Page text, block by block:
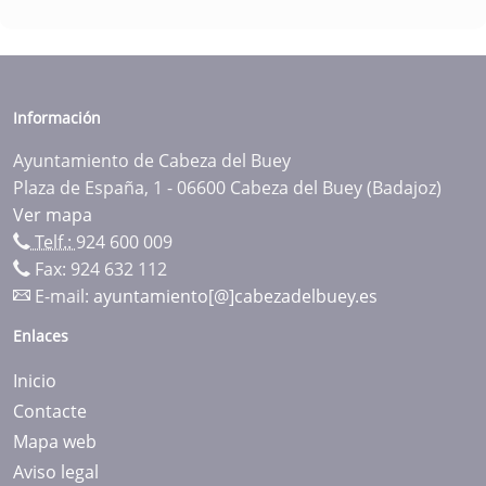
Información
Ayuntamiento de Cabeza del Buey
Plaza de España, 1 - 06600 Cabeza del Buey (Badajoz)
Ver mapa
Telf.: 924 600 009
Fax: 924 632 112
E-mail: ayuntamiento[@]cabezadelbuey.es
Enlaces
Inicio
Contacte
Mapa web
Aviso legal